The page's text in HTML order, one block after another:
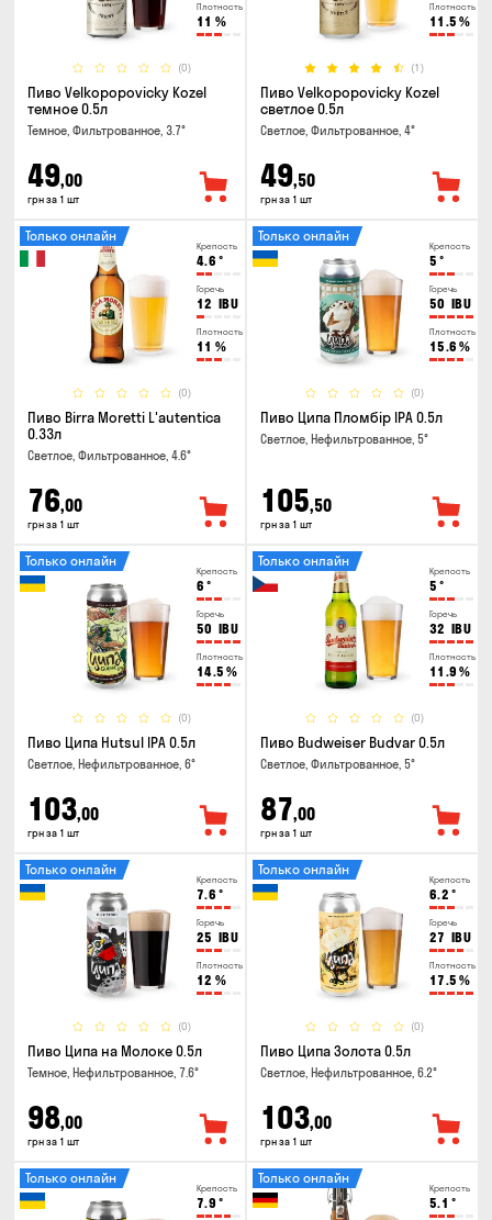
Плотность
11 %
(0)
Пиво Velkopopovicky Kozel
темное 0.5л
Темное, Фильтрованное, 3.7°
49,00
грн за 1 шт
Плотность
11.5 %
(1)
Пиво Velkopopovicky Kozel
светлое 0.5л
Светлое, Фильтрованное, 4°
49,50
грн за 1 шт
Крепость
4.6 °
Горечь
12 IBU
Плотность
11 %
(0)
Только онлайн
Пиво Birra Moretti L'autentica
0.33л
Светлое, Фильтрованное, 4.6°
76,00
грн за 1 шт
Крепость
5 °
Горечь
50 IBU
Плотность
15.6 %
(0)
Только онлайн
Пиво Ципа Пломбір IPA 0.5л
Светлое, Нефильтрованное, 5°
105,50
грн за 1 шт
Крепость
6 °
Горечь
50 IBU
Плотность
14.5 %
(0)
Только онлайн
Пиво Ципа Hutsul IPA 0.5л
Светлое, Нефильтрованное, 6°
103,00
грн за 1 шт
Крепость
5 °
Горечь
32 IBU
Плотность
11.9 %
(0)
Только онлайн
Пиво Budweiser Budvar 0.5л
Светлое, Фильтрованное, 5°
87,00
грн за 1 шт
Крепость
7.6 °
Горечь
25 IBU
Плотность
12 %
(0)
Только онлайн
Пиво Ципа на Молоке 0.5л
Темное, Нефильтрованное, 7.6°
98,00
грн за 1 шт
Крепость
6.2 °
Горечь
27 IBU
Плотность
17.5 %
(0)
Только онлайн
Пиво Ципа Золота 0.5л
Светлое, Нефильтрованное, 6.2°
103,00
грн за 1 шт
Крепость
7.9 °
Только онлайн
Крепость
5.1 °
Только онлайн